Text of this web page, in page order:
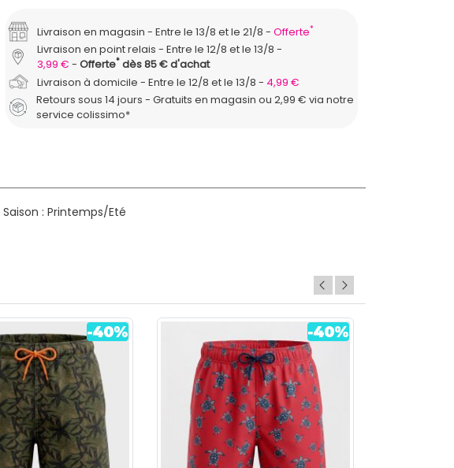
Livraison en magasin Entre le 13/8 et le 21/8 Offerte*
Livraison en point relais
Entre le 12/8 et le 13/8
3,99 €
Offerte*dès 85 € d'achat
Livraison à domicile
Entre le 12/8 et le 13/8
4,99 €
Retours sous 14 jours - Gratuits en magasin ou 2,99 € via notre
service colissimo*
Saison : Printemps/Eté